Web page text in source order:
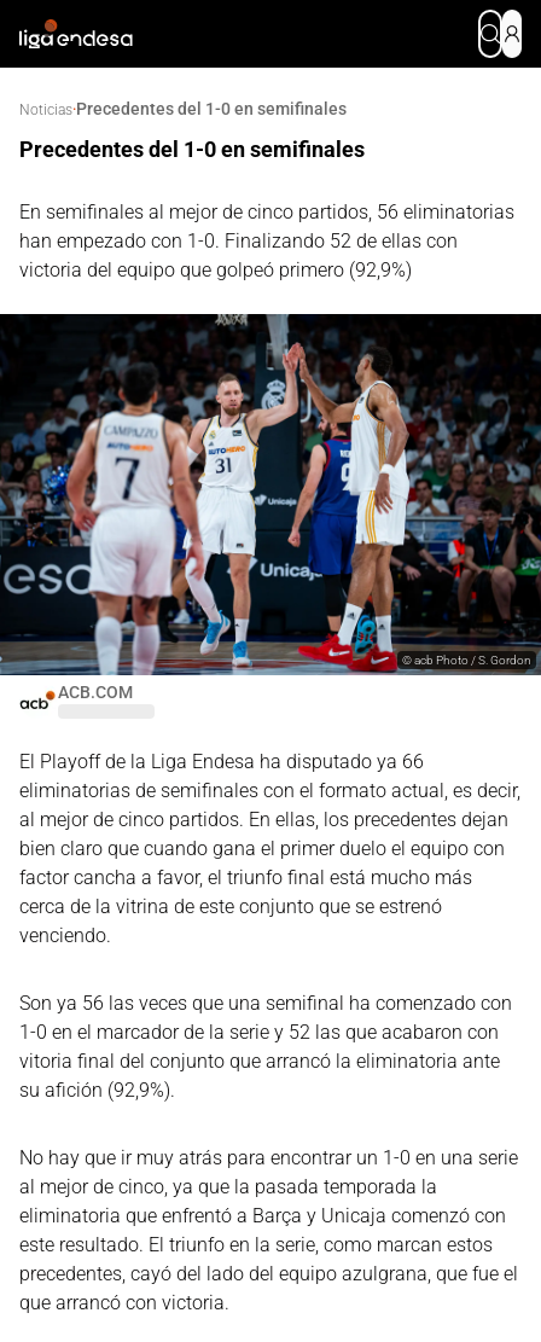
Noticias·Precedentes del 1-0 en semifinales
Precedentes del 1-0 en semifinales
En semifinales al mejor de cinco partidos, 56 eliminatorias
han empezado con 1-0. Finalizando 52 de ellas con
victoria del equipo que golpeó primero (92,9%)
ACB.COM
©acb Photo / S. Gordon
El Playoff de la Liga Endesa ha disputado ya 66
eliminatorias de semifinales con el formato actual, es decir,
al mejor de cinco partidos. En ellas, los precedentes dejan
bien claro que cuando gana el primer duelo el equipo con
factor cancha a favor, el triunfo final está mucho más
cerca de la vitrina de este conjunto que se estrenó
venciendo.
Son ya 56 las veces que una semifinal ha comenzado con
1-0 en el marcador de la serie y 52 las que acabaron con
vitoria final del conjunto que arrancó la eliminatoria ante
su afición (92,9%).
No hay que ir muy atrás para encontrar un 1-0 en una serie
al mejor de cinco, ya que la pasada temporada la
eliminatoria que enfrentó a Barça y Unicaja comenzó con
este resultado. El triunfo en la serie, como marcan estos
precedentes, cayó del lado del equipo azulgrana, que fue el
que arrancó con victoria.